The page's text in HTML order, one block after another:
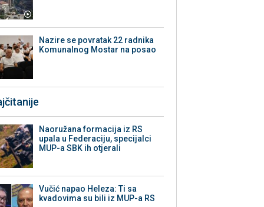
Nazire se povratak 22 radnika
Komunalnog Mostar na posao
Naoružana formacija iz RS
upala u Federaciju, specijalci
MUP-a SBK ih otjerali
Vučić napao Heleza: Ti sa
kvadovima su bili iz MUP-a RS